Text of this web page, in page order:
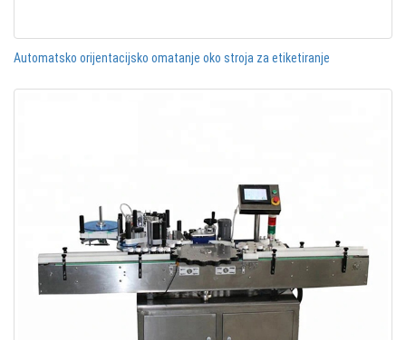
Automatsko orijentacijsko omatanje oko stroja za etiketiranje